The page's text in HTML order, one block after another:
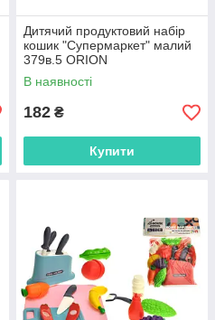
Дитячий продуктовий набір
кошик "Супермаркет" малий
379в.5 ORION
В наявності
182 ₴
Купити